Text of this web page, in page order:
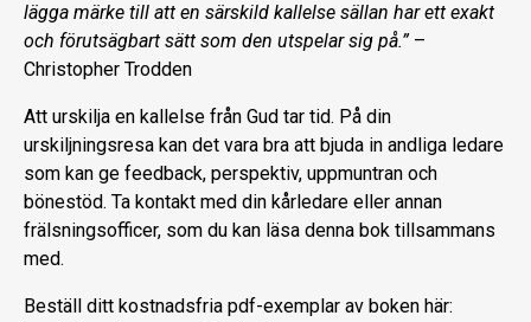
lägga märke till att en särskild kallelse sällan har ett exakt
och förutsägbart sätt som den utspelar sig på.”–
Christopher Trodden
Att urskilja en kallelse från Gud tar tid. På din
urskiljningsresa kan det vara bra att bjuda in andliga ledare
som kan ge feedback, perspektiv, uppmuntran och
bönestöd. Ta kontakt med din kårledare eller annan
frälsningsofficer, som du kan läsa denna bok tillsammans
med.
Beställ ditt kostnadsfria pdf-exemplar av boken här: